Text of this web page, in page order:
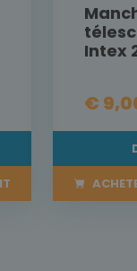
Intex
€